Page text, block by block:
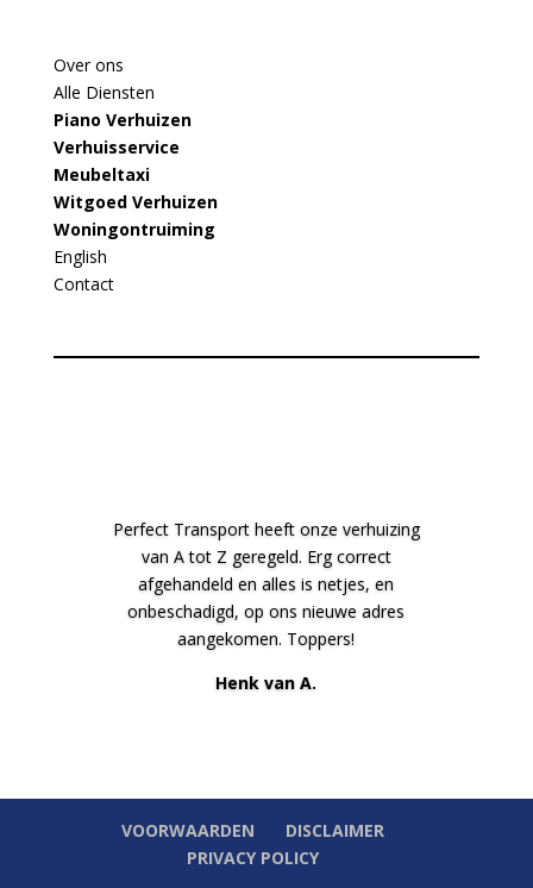
Over ons
Alle Diensten
Piano Verhuizen
Verhuisservice
Meubeltaxi
Witgoed Verhuizen
Woningontruiming
English
Contact
Perfect Transport heeft onze verhuizing
van A tot Z geregeld. Erg correct
afgehandeld en alles is netjes, en
onbeschadigd, op ons nieuwe adres
aangekomen. Toppers!
Henk van A.
VOORWAARDEN
DISCLAIMER
PRIVACY POLICY